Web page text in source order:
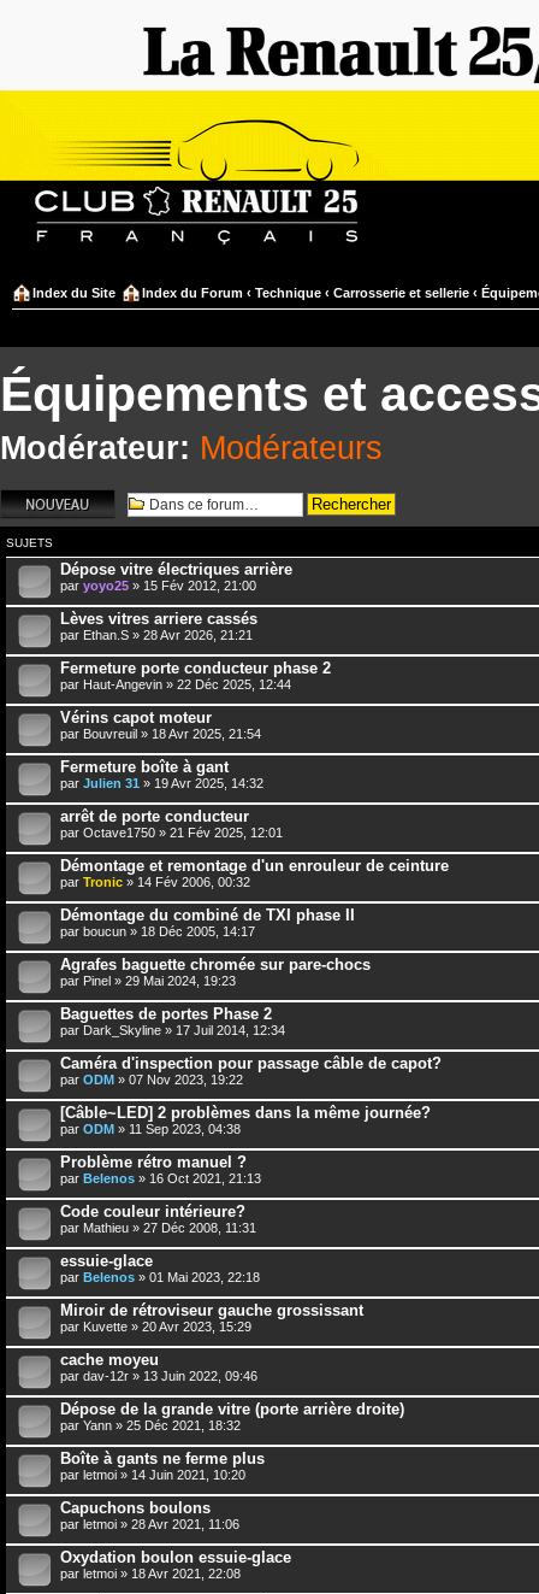
Index du Site Index du Forum ‹ Technique ‹ Carrosserie et sellerie ‹
Équipements et
Modérateur: Modérateurs
Écrire un nouveau
sujet
SUJETS
Dépose vitre électriques arrière
par yoyo25 » 15 Fév 2012, 21:00
Lèves vitres arriere cassés
par Ethan.S » 28 Avr 2026, 21:21
Fermeture porte conducteur phase 2
par Haut-Angevin » 22 Déc 2025, 12:44
Vérins capot moteur
par Bouvreuil » 18 Avr 2025, 21:54
Fermeture boîte à gant
par Julien 31 » 19 Avr 2025, 14:32
arrêt de porte conducteur
par Octave1750 » 21 Fév 2025, 12:01
Démontage et remontage d'un enrouleur de ceinture
par Tronic » 14 Fév 2006, 00:32
Démontage du combiné de TXI phase II
par boucun » 18 Déc 2005, 14:17
Agrafes baguette chromée sur pare-chocs
par Pinel » 29 Mai 2024, 19:23
Baguettes de portes Phase 2
par Dark_Skyline » 17 Juil 2014, 12:34
Caméra d'inspection pour passage câble de capot?
par ODM » 07 Nov 2023, 19:22
[Câble~LED] 2 problèmes dans la même journée?
par ODM » 11 Sep 2023, 04:38
Problème rétro manuel ?
par Belenos » 16 Oct 2021, 21:13
Code couleur intérieure?
par Mathieu » 27 Déc 2008, 11:31
essuie-glace
par Belenos » 01 Mai 2023, 22:18
Miroir de rétroviseur gauche grossissant
par Kuvette » 20 Avr 2023, 15:29
cache moyeu
par dav-12r » 13 Juin 2022, 09:46
Dépose de la grande vitre (porte arrière droite)
par Yann » 25 Déc 2021, 18:32
Boîte à gants ne ferme plus
par letmoi » 14 Juin 2021, 10:20
Capuchons boulons
par letmoi » 28 Avr 2021, 11:06
Oxydation boulon essuie-glace
par letmoi » 18 Avr 2021, 22:08